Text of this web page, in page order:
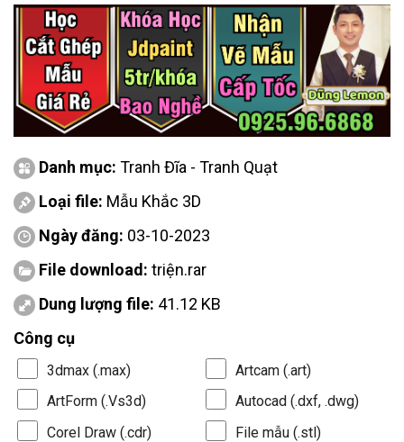
Danh mục: Tranh Đĩa - Tranh Quạt
Loại file: Mẫu Khắc 3D
Ngày đăng: 03-10-2023
File download: triện.rar
Dung lượng file: 41.12 KB
Công cụ
3dmax (.max)
Artcam (.art)
ArtForm (.Vs3d)
Autocad (.dxf, .dwg)
Corel Draw (.cdr)
File mẫu (.stl)